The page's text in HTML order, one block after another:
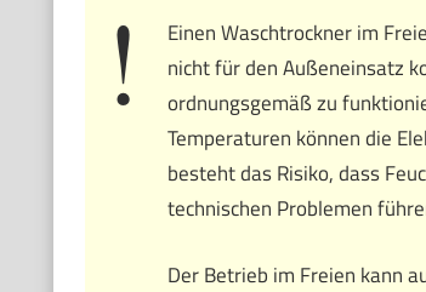
Einen Waschtrockner im
nicht für den Außeneinsatz
ordnungsgemäß zu
Temperaturen können die
besteht das Risiko, dass
technischen Problemen
Der Betrieb im Freien kann